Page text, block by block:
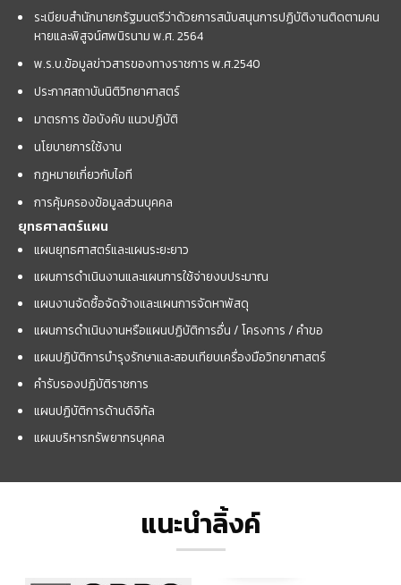
ระเบียบสำนักนายกรัฐมนตรีว่าด้วยการสนับสนุนการปฏิบัติงานติดตามคน
หายและพิสูจน์ศพนิรนาม พ.ศ. 2564
พ.ร.บ.ข้อมูลข่าวสารของทางราชการ พ.ศ.2540
ประกาศสถาบันนิติวิทยาศาสตร์
มาตรการ ข้อบังคับ แนวปฏิบัติ
นโยบายการใช้งาน
กฎหมายเกี่ยวกับไอที
การคุ้มครองข้อมูลส่วนบุคคล
ยุทธศาสตร์แผน
แผนยุทธศาสตร์และแผนระยะยาว
แผนการดำเนินงานและแผนการใช้จ่ายงบประมาณ
แผนงานจัดซื้อจัดจ้างและแผนการจัดหาพัสดุ
แผนการดำเนินงานหรือแผนปฏิบัติการอื่น / โครงการ / คำขอ
แผนปฏิบัติการบำรุงรักษาและสอบเทียบเครื่องมือวิทยาศาสตร์
คำรับรองปฏิบัติราชการ
แผนปฏิบัติการด้านดิจิทัล
แผนบริหารทรัพยากรบุคคล
แนะนำลิ้งค์